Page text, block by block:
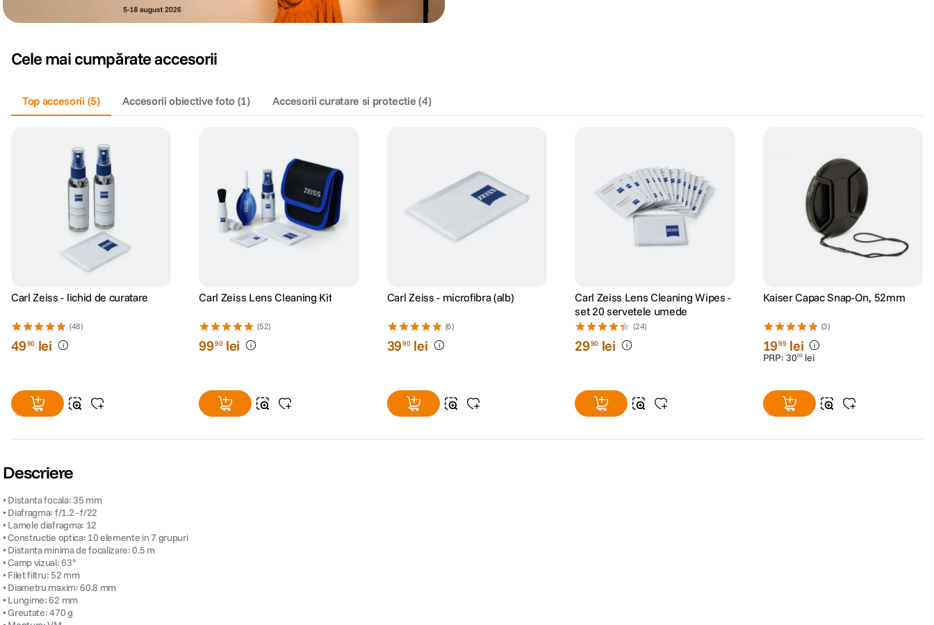
Cele mai cumpărate accesorii
Top accesorii (5) Accesorii obiective foto(1) Accesorii curatare si protectie (4)
Carl Zeiss - lichid de curatare
(48)
4990 lei
Carl Zeiss Lens Cleaning Kit
(52)
9990 lei
Carl Zeiss - microfibra (alb)
(6)
3990 lei
Carl Zeiss Lens Cleaning Wipes -
set 20 servetele umede
(24)
2990 lei
Kaiser Capac Snap-On, 52mm
(3)
1999 lei
PRP: 3000 lei
Descriere
• Distanta focala: 35 mm
• Diafragma: f/1.2 - f/22
• Lamele diafragma: 12
• Constructie optica: 10 elemente in 7 grupuri
• Distanta minima de focalizare: 0.5 m
• Camp vizual: 63°
• Filet filtru: 52 mm
• Diametru maxim: 60.8 mm
• Lungime: 62 mm
• Greutate: 470 g